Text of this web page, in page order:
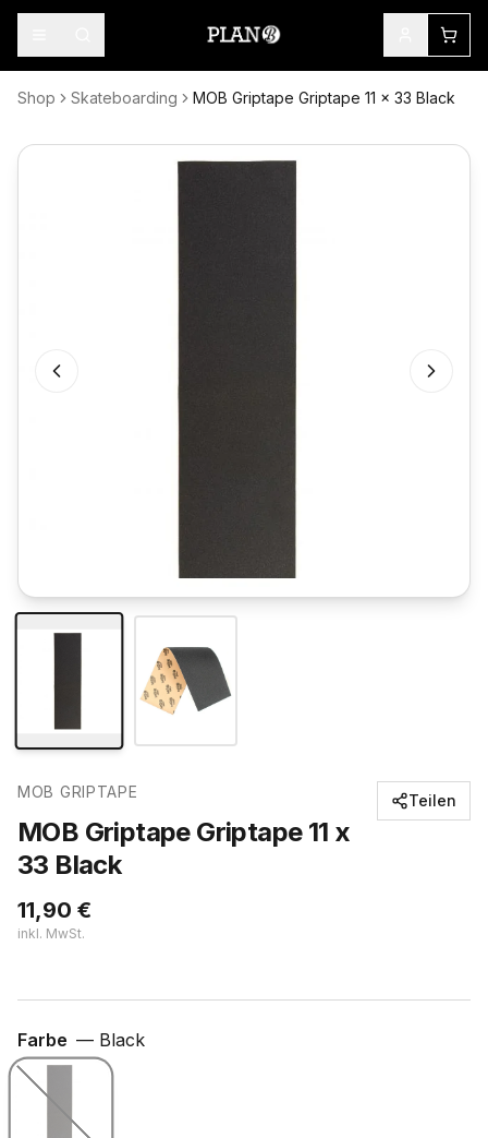
Shop Skateboarding MOB Griptape Griptape 11 x 33 Black
MOB GRIPTAPE
MOB Griptape Griptape 11 x
33 Black
11,90 €
inkl. MwSt.
Teilen
Farbe — Black